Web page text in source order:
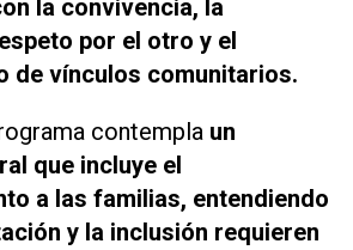
la convivencia, la
por el otro y el
de vínculos comunitarios.
contempla un
que incluye el
a las familias, entendiendo
y la inclusión requieren